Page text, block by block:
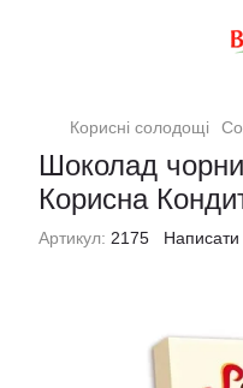
Корисні солодощі
Шоколад
Корисна
Артикул: 2175 Написати